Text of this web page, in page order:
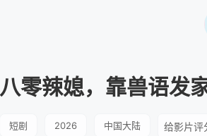
八零辣媳，靠兽语发
短剧 2026 中国大陆 给影片评
很差较差